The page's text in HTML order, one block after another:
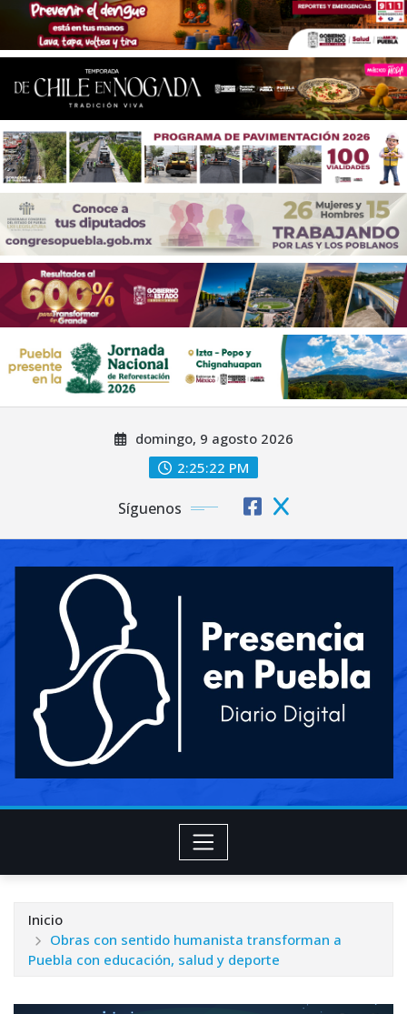
domingo, 9 agosto 2026
2:25:24 PM
Síguenos
Inicio
Obras con sentido humanista transforman a
Puebla con educación, salud y deporte